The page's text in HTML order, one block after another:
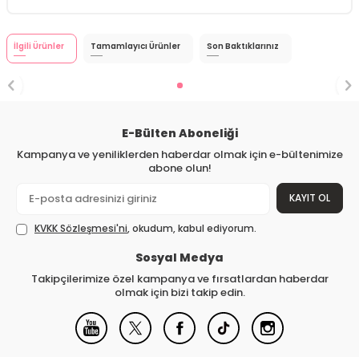
İlgili Ürünler Tamamlayıcı Ürünler Son Baktıklarınız
E-Bülten Aboneliği
Kampanya ve yeniliklerden haberdar olmak için e-bültenimize
abone olun!
KAYIT OL
KVKK Sözleşmesi'ni, okudum, kabul ediyorum.
Sosyal Medya
Takipçilerimize özel kampanya ve fırsatlardan haberdar
olmak için bizi takip edin.